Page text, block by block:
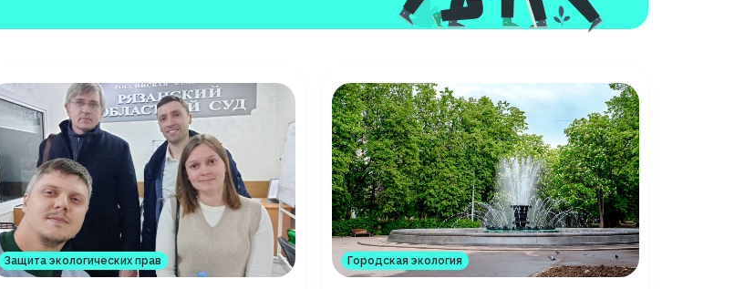
Защита экологических прав Городская экология